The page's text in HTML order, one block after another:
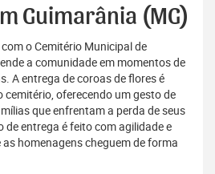
Guimarânia (MG)
o Cemitério Municipal de
a comunidade em momentos de
A entrega de coroas de flores é
oferecendo um gesto de
que enfrentam a perda de seus
de entrega é feito com agilidade e
homenagens cheguem de forma